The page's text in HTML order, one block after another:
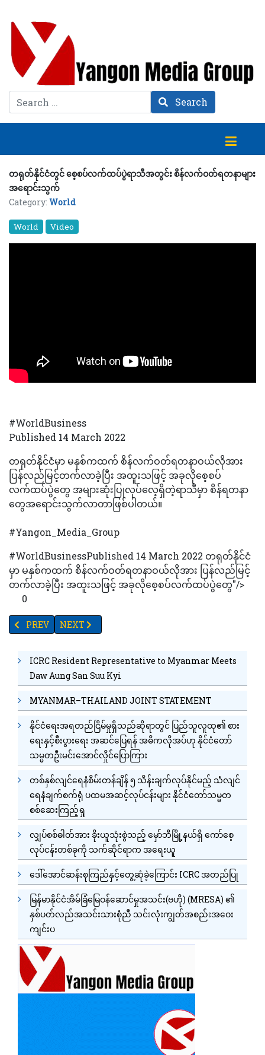
Search Search
တရုတ်နိုင်ငံတွင် စေ့စပ်လက်ထပ်ပွဲရာသီအတွင်း စိန်လက်ဝတ်ရတနာများ
အရောင်းသွက်
Category: World
World Video
#WorldBusiness
Published 14 March 2022
တရုတ်နိုင်ငံမှာ မနှစ်ကထက် စိန်လက်ဝတ်ရတနာဝယ်လိုအား
ပြန်လည်မြင့်တက်လာခဲ့ပြီး အထူးသဖြင့် အခုလိုစေ့စပ်
လက်ထပ်ပွဲတွေ အများဆုံးပြုလုပ်လေ့ရှိတဲ့ရာသီမှာ စိန်ရတနာ
တွေအရောင်းသွက်လာတာဖြစ်ပါတယ်။
#Yangon_Media_Group
#WorldBusinessPublished 14 March 2022 တရုတ်နိုင်ငံ
မှာ မနှစ်ကထက် စိန်လက်ဝတ်ရတနာဝယ်လိုအား ပြန်လည်မြင့်
တက်လာခဲ့ပြီး အထူးသဖြင့် အခုလိုစေ့စပ်လက်ထပ်ပွဲတွေ"/>
0
PREVIOUS ARTICLE: ခွေးများက ကိုရိုနာဗိုင်းရပ်စ်ကို အလွန်တိကျသေ
PREV NEXT ARTICLE: တရုတ်နိုင်ငံရေးဗျူရိုအဖွဲ့ဝင်ယန်နှ
NEXT
ICRC Resident Representative to Myanmar Meets
Daw Aung San Suu Kyi
MYANMAR–THAILAND JOINT STATEMENT
နိုင်ငံရေးအရတည်ငြိမ်မှုရှိသည်ဆိုရာတွင် ပြည်သူလူထု၏ စား
ရေးနှင့်စီးပွားရေး အဆင်ပြေရန် အဓိကလိုအပ်ဟု နိုင်ငံတော်
သမ္မတဦးမင်းအောင်လှိုင်ပြောကြား
တစ်နှစ်လျင်ရေနံစိမ်းတန်ချိန် ၅ သိန်းချက်လုပ်နိုင်မည့် သံလျင်
ရေနံချက်စက်ရုံ ပထမအဆင့်လုပ်ငန်းများ နိုင်ငံတော်သမ္မတ
စစ်ဆေးကြည့်ရှု
လျှပ်စစ်ဓါတ်အား ခိုးယူသုံးစွဲသည့် မှော်ဘီမြို့နယ်ရှိ ကော်စေ့
လုပ်ငန်းတစ်ခုကို သက်ဆိုင်ရာက အရေးယူ
ဒေါ်အောင်ဆန်းစုကြည်နှင့်တွေ့ဆုံခဲ့ကြောင်း ICRC အတည်ပြု
မြန်မာနိုင်ငံအိမ်ခြံမြေဝန်ဆောင်မှုအသင်း(ဗဟို) (MRESA) ၏
နှစ်ပတ်လည်အသင်းသားစုံညီ သင်းလုံးကျွတ်အစည်းအဝေး
ကျင်းပ